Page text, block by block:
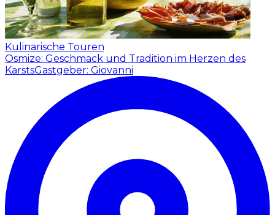
Kulinarische Touren
Osmize: Geschmack und Tradition im Herzen des
KarstsGastgeber: Giovanni